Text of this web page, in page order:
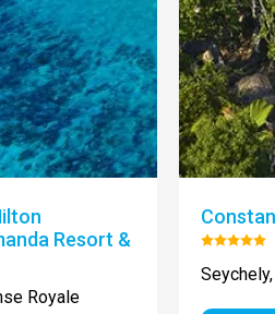
Resort &
Royale
5/5